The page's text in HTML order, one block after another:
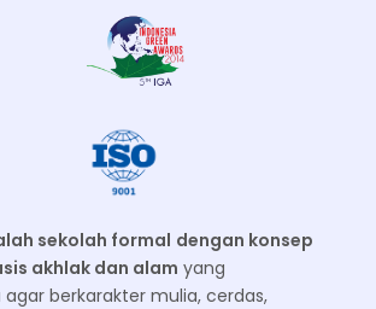
sekolah formal dengan konsep
akhlak dan alam yang
berkarakter mulia, cerdas,